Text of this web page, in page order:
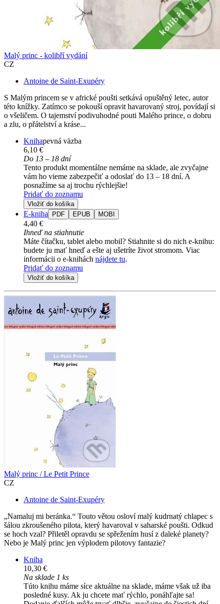
Malý princ - kolibří vydání
CZ
Antoine de Saint-Exupéry
S Malým princem se v africké poušti setkává opuštěný letec, autor
této knížky. Zatímco se pokouší opravit havarovaný stroj, povídají si
o všeličem. O tajemství podivuhodné pouti Malého prince, o dobru
a zlu, o přátelství a kráse...
Knihapevná väzba
6,10 €
Do 13 – 18 dní
Tento produkt momentálne nemáme na sklade, ale zvyčajne
vám ho vieme zabezpečiť a odoslať do 13 – 18 dní. A
posnažíme sa aj trochu rýchlejšie!
Pridať do zoznamu
Vložiť do košíka
E-kniha PDF EPUB MOBI
4,40 €
Ihneď na stiahnutie
Máte čítačku, tablet alebo mobil? Stiahnite si do nich e-knihu:
budete ju mať hneď a ešte aj ušetríte život stromom. Viac
informácii o e-knihách nájdete tu.
Pridať do zoznamu
Vložiť do košíka
Malý princ / Le Petit Prince
CZ
Antoine de Saint-Exupéry
„Namaluj mi beránka.“ Touto větou osloví malý kudrnatý chlapec s
šálou zkroušeného pilota, který havaroval v saharské poušti. Odkud
se hoch vzal? Přiletěl opravdu se spřežením husí z daleké planety?
Nebo je Malý princ jen výplodem pilotovy fantazie?
Kniha
10,30 €
Na sklade 1 ks
Túto knihu máme síce aktuálne na sklade, máme však už iba
posledné kusy. Ak ju chcete mať rýchlo, ponáhľajte sa!